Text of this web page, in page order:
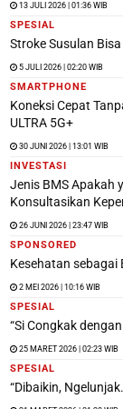
13 JULI 2026 | 01:36 WIB
SPESIAL
Stroke Susulan
5 JULI 2026 | 02:20 WIB
SMARTPHONE
Koneksi Cepat
ULTRA 5G+
30 JUNI 2026 | 13:01 WIB
INVESTASI
Jenis BMS Apakah
Konsultasikan
26 JUNI 2026 | 23:47 WIB
SPONSORED
Kesehatan sebagai
2 MEI 2026 | 10:16 WIB
SPESIAL
“Si Congkak
25 MARET 2026 | 02:23 WIB
SPESIAL
“Dibaikin,